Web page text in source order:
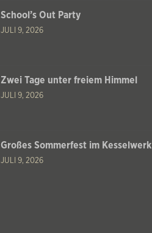
School’s Out Party
JULI 9, 2026
Zwei Tage unter freiem Himmel
JULI 9, 2026
Großes Sommerfest im Kesselwerk
JULI 9, 2026